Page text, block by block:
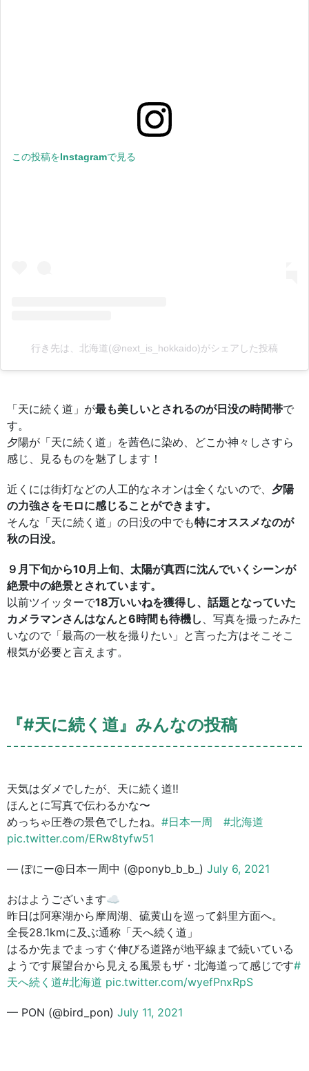
この投稿をInstagramで見る
行き先は、北海道(@next_is_hokkaido)がシェアした投稿
「天に続く道」が最も美しいとされるのが日没の時間帯で
す。
夕陽が「天に続く道」を茜色に染め、どこか神々しさすら
感じ、見るものを魅了します！
近くには街灯などの人工的なネオンは全くないので、 夕陽
の力強さをモロに感じることができます。
そんな「天に続く道」の日没の中でも特にオススメなのが
秋の日没。
９月下旬から10月上旬、太陽が真西に沈んでいくシーンが
絶景中の絶景とされています。
以前ツイッターで18万いいねを獲得し、話題となっていた
カメラマンさんはなんと6時間も待機し 、写真を撮ったみた
いなので「最高の一枚を撮りたい」と言った方はそこそこ
根気が必要と言えます。
『#天に続く道』みんなの投稿
天気はダメでしたが、天に続く道‼︎
ほんとに写真で伝わるかな〜
めっちゃ圧巻の景色でしたね。 #日本一周
#北海道
pic.twitter.com/ERw8tyfw51
— ぽにー@日本一周中 (@ponyb_b_b_) July 6, 2021
おはようございます☁
昨日は阿寒湖から摩周湖、硫黄山を巡って斜里方面へ。
全長28.1kmに及ぶ通称「天へ続く道」
はるか先までまっすぐ伸びる道路が地平線まで続いている
ようです展望台から見える風景もザ・北海道って感じです#
天へ続く道#北海道 pic.twitter.com/wyefPnxRpS
— PON (@bird_pon) July 11, 2021